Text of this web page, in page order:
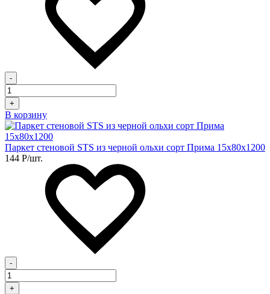
-
+
В корзину
Паркет стеновой STS из черной ольхи сорт Прима 15х80х1200
144 Р/шт.
-
+